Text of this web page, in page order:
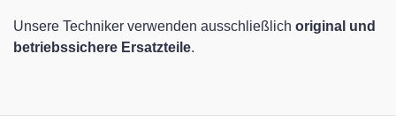
Unsere Techniker verwenden ausschließlich original und
betriebssichere Ersatzteile.